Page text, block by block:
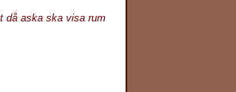
då aska ska visa rum